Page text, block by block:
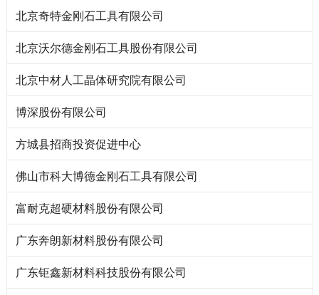
北京奇特金刚石工具有限公司
北京沃尔德金刚石工具股份有限公司
北京中材人工晶体研究院有限公司
博深股份有限公司
方城县招商投资促进中心
佛山市科大博德金刚石工具有限公司
富耐克超硬材料股份有限公司
广东奔朗新材料股份有限公司
广东钜鑫新材料科技股份有限公司